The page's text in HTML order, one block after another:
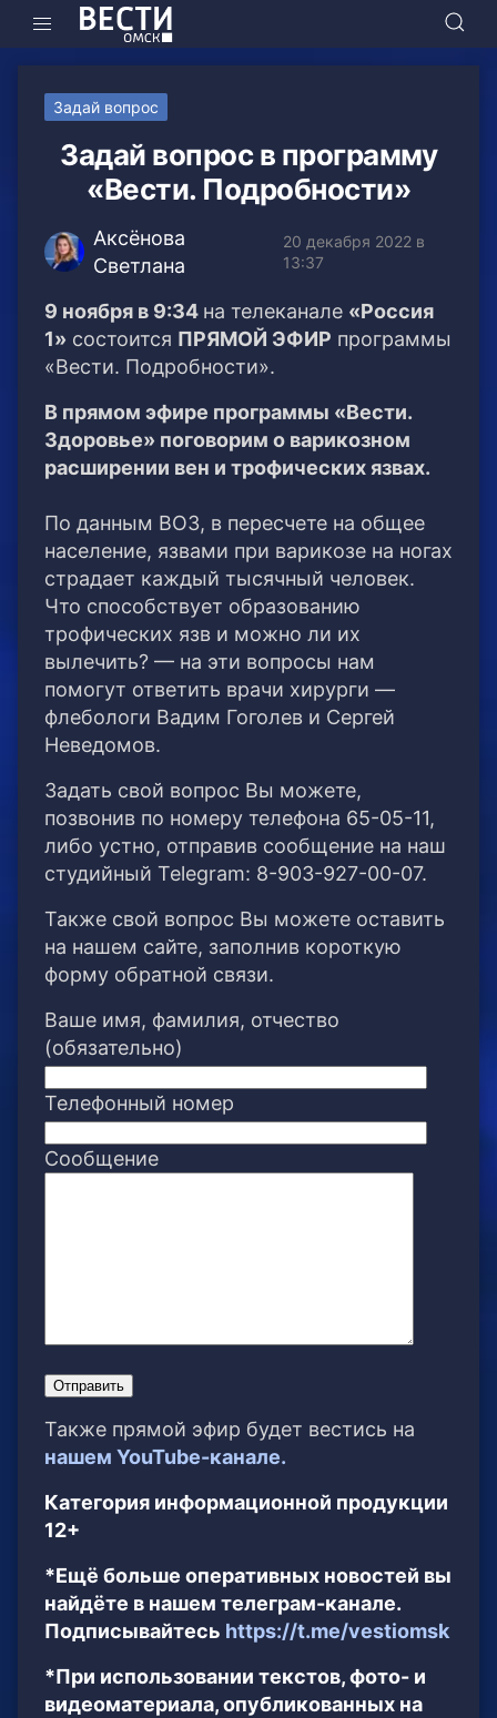
Задай вопрос
Задай вопрос в программу
«Вести. Подробности»
Аксёнова
Светлана
20 декабря 2022 в
13:37
9 ноября в 9:34 на телеканале «Россия
1» состоится ПРЯМОЙ ЭФИР программы
«Вести. Подробности».
В прямом эфире программы «Вести.
Здоровье» поговорим о варикозном
расширении вен и трофических язвах.
По данным ВОЗ, в пересчете на общее
население, язвами при варикозе на ногах
страдает каждый тысячный человек.
Что способствует образованию
трофических язв и можно ли их
вылечить? — на эти вопросы нам
помогут ответить врачи хирурги —
флебологи Вадим Гоголев и Сергей
Неведомов.
Задать свой вопрос Вы можете,
позвонив по номеру телефона 65-05-11,
либо устно, отправив сообщение на наш
студийный Telegram: 8-903-927-00-07.
Также свой вопрос Вы можете оставить
на нашем сайте, заполнив короткую
форму обратной связи.
Ваше имя, фамилия, отчество
(обязательно)
Телефонный номер
Сообщение
Также прямой эфир будет вестись на
нашем YouTube-канале.
Категория информационной продукции
12+
*Ещё больше оперативных новостей вы
найдёте в нашем телеграм-канале.
Подписывайтесь https://t.me/vestiomsk
*При использовании текстов, фото- и
видеоматериала, опубликованных на